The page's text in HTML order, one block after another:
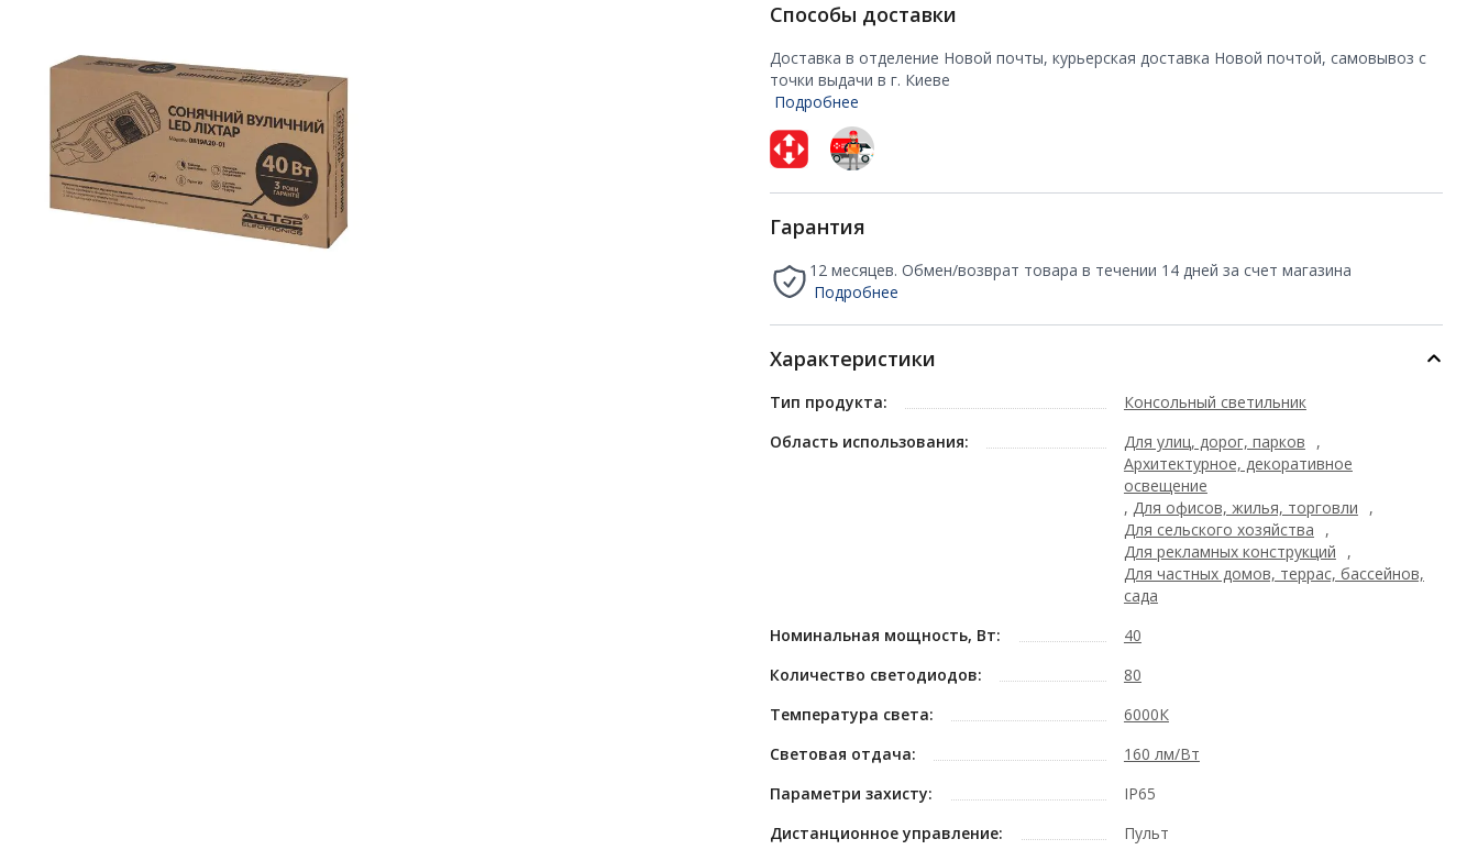
Способы доставки
Доставка в отделение Новой почты, курьерская доставка Новой почтой, самовывоз с
точки выдачи в г. Киеве
Подробнее
Гарантия
12 месяцев. Обмен/возврат товара в течении 14 дней за счет магазина
Подробнее
Характеристики
Тип продукта:
Консольный светильник
Область использования:
Для улиц, дорог, парков
,
Архитектурное, декоративное
освещение
, Для офисов, жилья, торговли
,
Для сельского хозяйства
,
Для рекламных конструкций
,
Для частных домов, террас, бассейнов,
сада
Номинальная мощность, Вт:
40
Количество светодиодов:
80
Температура света:
6000К
Световая отдача:
160 лм/Вт
Параметри захисту:
IP65
Дистанционное управление:
Пульт